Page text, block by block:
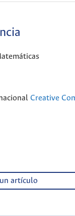
Creative
artículo